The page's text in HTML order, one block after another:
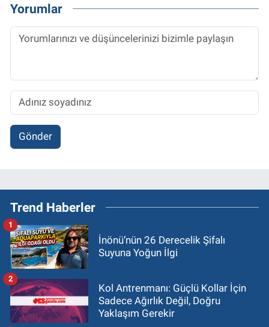
Yorumlar
Gönder
Trend Haberler
İnönü’nün 26 Derecelik Şifalı
Suyuna Yoğun İlgi
1
Kol Antrenmanı: Güçlü Kollar İçin
Sadece Ağırlık Değil, Doğru
Yaklaşım Gerekir
2